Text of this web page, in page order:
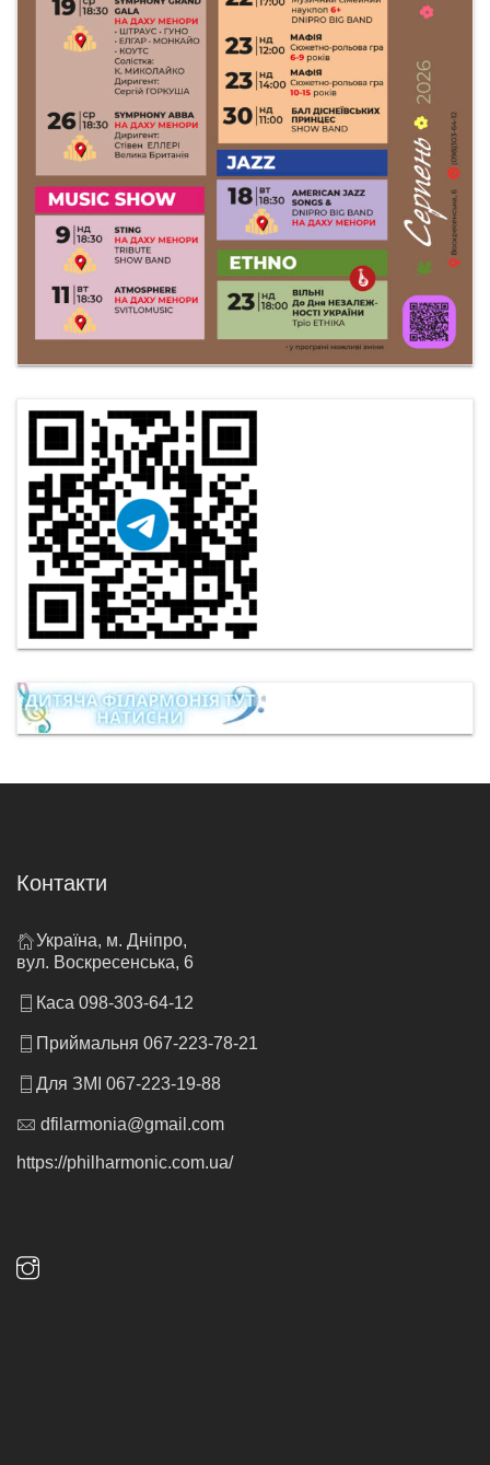
Контакти
Україна, м. Дніпро,
вул. Воскресенська, 6
Каса 098-303-64-12
Приймальня 067-223-78-21
Для ЗМІ 067-223-19-88
dfilarmonia@gmail.com
https://philharmonic.com.ua/